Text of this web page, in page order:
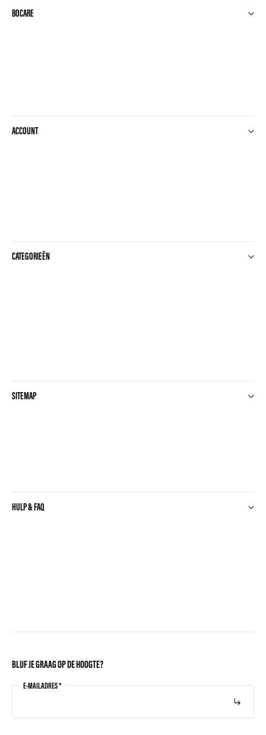
BOCARE
ACCOUNT
CATEGORIEËN
SITEMAP
HULP & FAQ
BLIJF JE GRAAG OP DE HOOGTE?
E-MAILADRES*